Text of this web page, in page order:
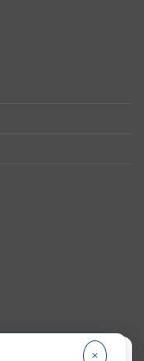
пользоваться